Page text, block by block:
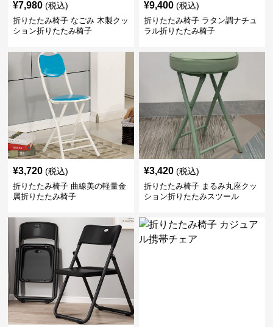
¥7,980 (税込)
折りたたみ椅子 なごみ 木製クッ
ション折りたたみ椅子
¥9,400 (税込)
折りたたみ椅子 ラタン調ナチュ
ラル折りたたみ椅子
¥3,720 (税込)
折りたたみ椅子 曲線美の軽量金
属折りたたみ椅子
¥3,420 (税込)
折りたたみ椅子 まるみ丸座クッ
ション折りたたみスツール